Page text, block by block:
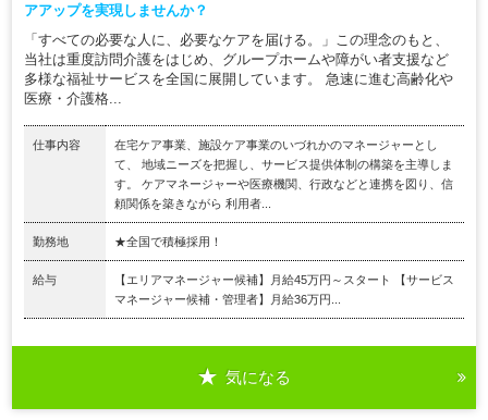
アアップを実現しませんか？
「すべての必要な人に、必要なケアを届ける。」この理念のもと、
当社は重度訪問介護をはじめ、グループホームや障がい者支援など
多様な福祉サービスを全国に展開しています。 急速に進む高齢化や
医療・介護格...
仕事内容
在宅ケア事業、施設ケア事業のいづれかのマネージャーとし
て、 地域ニーズを把握し、サービス提供体制の構築を主導しま
す。 ケアマネージャーや医療機関、行政などと連携を図り、信
頼関係を築きながら 利用者...
勤務地 ★全国で積極採用！
給与
【エリアマネージャー候補】月給45万円～スタート 【サービス
マネージャー候補・管理者】月給36万円...
気になる